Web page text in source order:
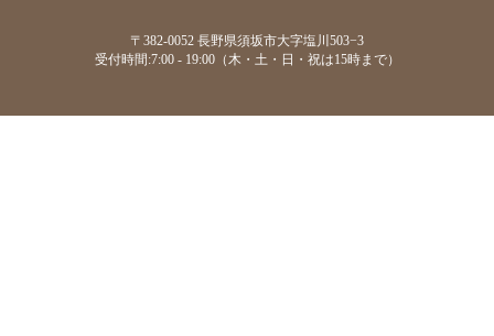
〒382-0052 長野県須坂市大字塩川503−3
受付時間:7:00 - 19:00（木・土・日・祝は15時まで）